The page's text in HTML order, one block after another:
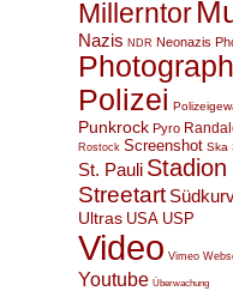
Millerntor
Nazis NDR Neonazis
Polizei
Punkrock Pyro
Rostock Screenshot Ska
St. Pauli Stadion
Streetart
Ultras USA USP
Video Vimeo
Youtube Überwachung